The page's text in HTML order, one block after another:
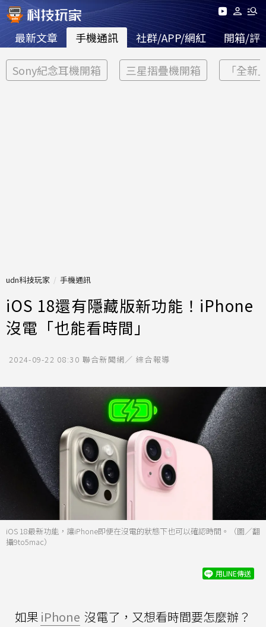
最新文章 手機通訊 社群/APP/網紅 開箱/評
Sony紀念耳機開箱 三星摺疊機開箱 「全新
udn科技玩家 手機通訊
iOS 18還有隱藏版新功能！iPhone
沒電「也能看時間」
2024-09-22 08:30 聯合新聞網／ 綜合報導
iOS 18最新功能，讓iPhone即便在沒電的狀態下也可以確認時間。（圖／翻
攝9to5mac）
用LINE傳送
如果 iPhone 沒電了，又想看時間要怎麼辦？